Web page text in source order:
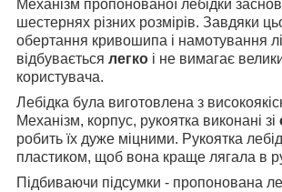
Механізм пропонованої лебідки
шестернях різних розмірів. Завдяки
обертання кривошипа і намотування
відбувається легко і не вимагає
користувача.
Лебідка була виготовлена з
Механізм, корпус, рукоятка виконані зі
робить їх дуже міцними. Рукоятка
пластиком, щоб вона краще лягала в
Підбиваючи підсумки - пропонована